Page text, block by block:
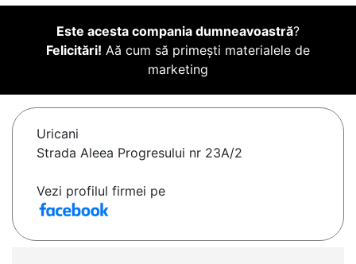
Este acesta compania dumneavoastră?
Felicitări! Aă cum să primești materialele de
marketing
Uricani
Strada Aleea Progresului nr 23A/2
Vezi profilul firmei pe